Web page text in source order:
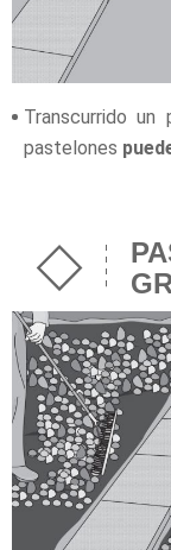
Transcurrido
pastelones